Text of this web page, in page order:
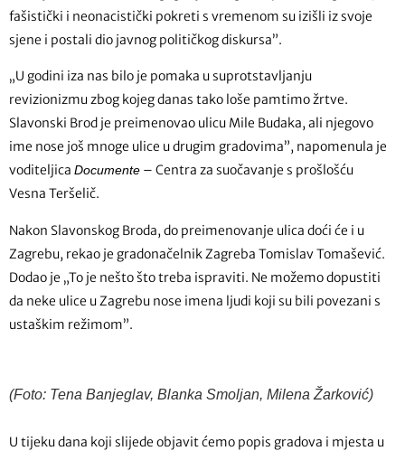
fašistički i neonacistički pokreti s vremenom su izišli iz svoje
sjene i postali dio javnog političkog diskursa”.
„U godini iza nas bilo je pomaka u suprotstavljanju
revizionizmu zbog kojeg danas tako loše pamtimo žrtve.
Slavonski Brod je preimenovao ulicu Mile Budaka, ali njegovo
ime nose još mnoge ulice u drugim gradovima”, napomenula je
voditeljica Documente – Centra za suočavanje s prošlošću
Vesna Teršelič.
Nakon Slavonskog Broda, do preimenovanje ulica doći će i u
Zagrebu, rekao je gradonačelnik Zagreba Tomislav Tomašević.
Dodao je „To je nešto što treba ispraviti. Ne možemo dopustiti
da neke ulice u Zagrebu nose imena ljudi koji su bili povezani s
ustaškim režimom”.
(Foto: Tena Banjeglav, Blanka Smoljan, Milena Žarković)
U tijeku dana koji slijede objavit ćemo popis gradova i mjesta u